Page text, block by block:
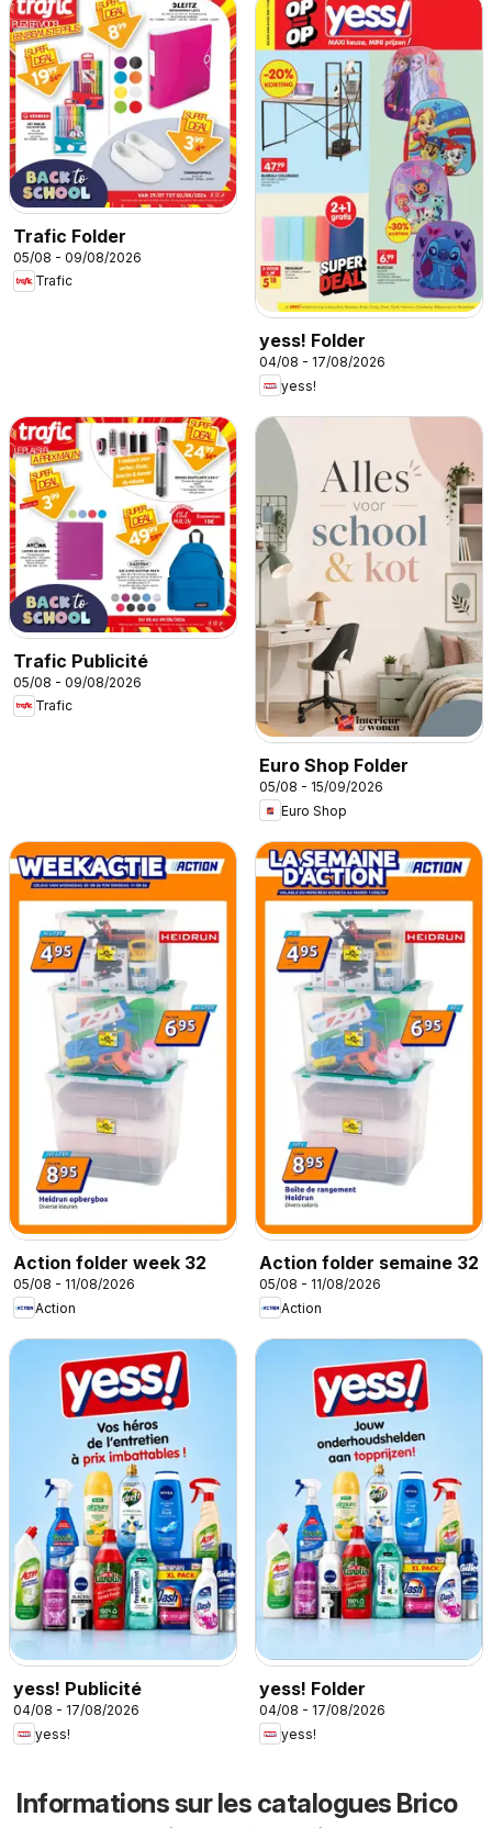
Trafic Folder
05/08 - 09/08/2026
Trafic
yess! Folder
04/08 - 17/08/2026
yess!
Trafic Publicité
05/08 - 09/08/2026
Trafic
Euro Shop Folder
05/08 - 15/09/2026
Euro Shop
Action folder week 32
05/08 - 11/08/2026
Action
Action folder semaine 32
05/08 - 11/08/2026
Action
yess! Publicité
04/08 - 17/08/2026
yess!
yess! Folder
04/08 - 17/08/2026
yess!
Informations sur les catalogues Brico